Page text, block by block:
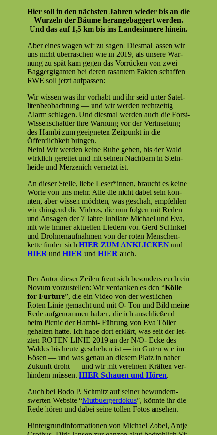
Hier soll in den näch­sten Jahren wieder bis an die
Wurzeln der Bäume herange­bag­gert wer­den.
Und das auf 1,5 km bis ins Lan­desin­nere hinein.
Aber eines wagen wir zu sagen: Dies­mal lassen wir
uns nicht über­raschen wie in 2019, als unsere War­
nung zu spät kam gegen das Vor­rück­en von zwei
Bag­gergi­gan­ten bei deren ras­an­tem Fak­ten schaf­fen.
RWE soll jet­zt aufpassen:
Wir wis­sen was ihr vorhabt und ihr seid unter Satel­
liten­beobach­tung — und wir wer­den rechtzeit­ig
Alarm schla­gen. Und dies­mal wer­den auch die Forst-
Wis­senschaftler ihre War­nung vor der Verin­selung
des Ham­bi zum geeigneten Zeit­punkt in die
Öffentlichkeit brin­gen.
Nein! Wir wer­den keine Ruhe geben, bis der Wald
wirk­lich gerettet und mit seinen Nach­barn in Stein­
hei­de und Merzenich ver­net­zt ist.
An dieser Stelle, liebe Leser*innen, braucht es keine
Worte von uns mehr. Alle die nicht dabei sein kon­
nten, aber wis­sen möcht­en, was geschah, empfehlen
wir drin­gend die Videos, die nun fol­gen mit Reden
und Ansagen der 7 Jahre Jubi­lare Michael und Eva,
mit wie immer aktuellen Liedern von Gerd Schinkel
und Drohne­nauf­nah­men von der roten Men­schen­
kette find­en sich HIER ZUM ANKLICKEN und
HIER und HIER und HIER auch.
Der Autor dieser Zeilen freut sich beson­ders euch ein
Novum vorzustellen: Wir ver­danken es den “Kölle
for Fur­ture”, die ein Video von der west­lichen
Roten Lin­ie gemacht und mit O- Ton und Bild meine
Rede aufgenom­men haben, die ich anschließend
beim Pic­nic der Ham­bi- Führung von Eva Töller
gehal­ten hat­te. Ich habe dort erk­lärt, was seit der let­
zten ROTEN LINIE 2019 an der N/O- Ecke des
Waldes bis heute geschehen ist — im Guten wie im
Bösen — und was genau an diesem Platz in naher
Zukun­ft dro­ht — und wir mit vere­in­ten Kräften ver­
hin­dern müssen. HIER Schauen und Hören.
Auch bei Bodo P. Schmitz auf sein­er bewun­dern­
swerten Web­site “Mut­buerg­er­dokus”, kön­nte ihr die
Rede hören und dabei seine tollen Fotos ansehen.
Hin­ter­grund­in­for­ma­tio­nen von Michael Zobel, Antje